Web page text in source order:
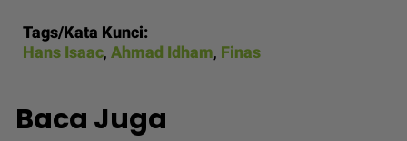
Tags/Kata Kunci:
Hans Isaac, Ahmad Idham, Finas
Baca Juga